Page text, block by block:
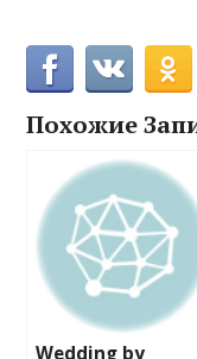
Похожие
Wedding by